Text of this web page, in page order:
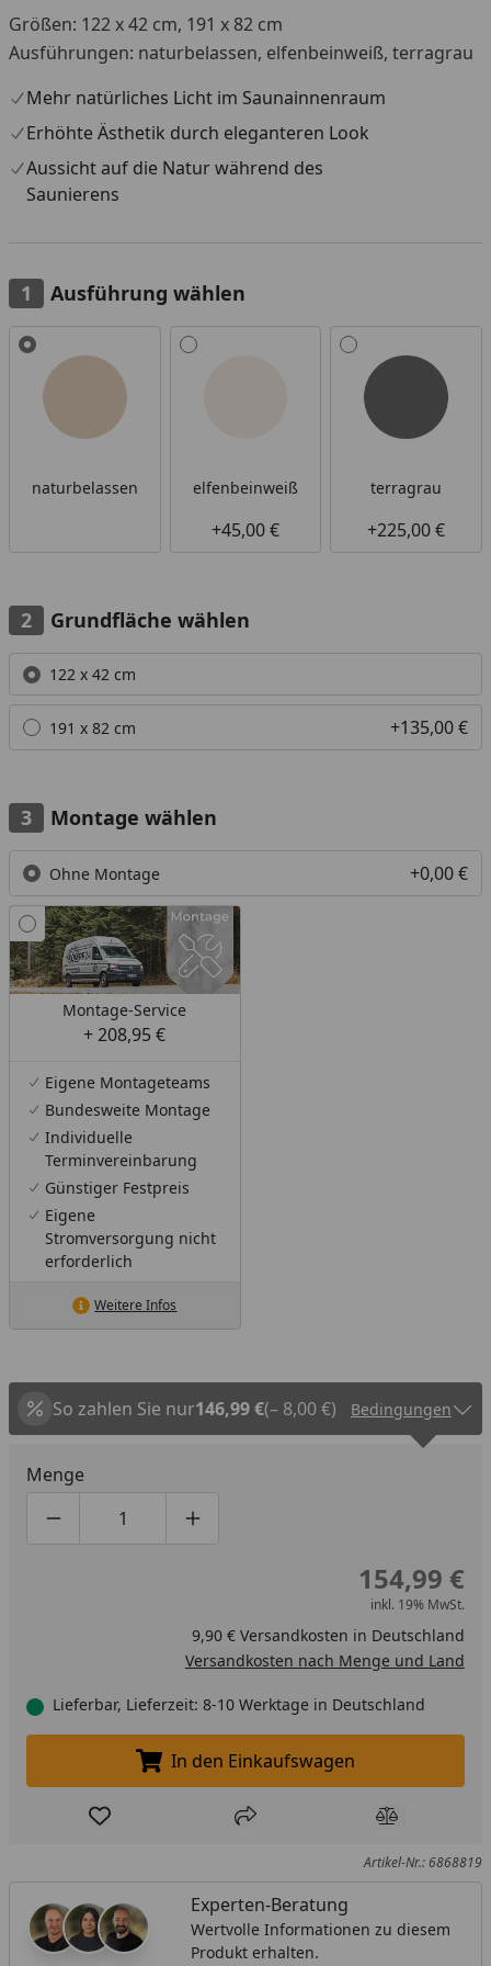
Größen: 122 x 42 cm, 191 x 82 cm
Ausführungen: naturbelassen, elfenbeinweiß, terragrau
Mehr natürliches Licht im Saunainnenraum
Erhöhte Ästhetik durch eleganteren Look
Aussicht auf die Natur während des
Saunierens
Ausführung wählen
Alle anzeigen (3)
naturbelassen elfenbeinweiß
+45,00 €
terragrau
+225,00 €
Grundfläche wählen
Alle anzeigen (2)
122 x 42 cm
191 x 82 cm +135,00 €
Montage wählen
Ohne Montage +0,00 €
Montage-Service
+ 208,95 €
Eigene Montageteams
Bundesweite Montage
Individuelle
Terminvereinbarung
Günstiger Festpreis
Eigene
Stromversorgung nicht
erforderlich
Weitere Infos
So zahlen Sie nur146,99 €(– 8,00 €) Bedingungen
Menge
Produktmenge um eins verringern
Produktmenge manuell eingeben
Produktmenge um eins erhöhen
154,99 €
inkl. 19% MwSt.
9,90 € Versandkosten in Deutschland
Versandkosten nach Menge und Land
Lieferbar, Lieferzeit: 8-10 Werktage in Deutschland
In den Einkaufswagen legen
In den Einkaufswagen
Produkt zur Wunschliste hinzufügen
Teilen Produkt
Artikel-Nr.: 6868819
Experten-Beratung
Wertvolle Informationen zu diesem
Produkt erhalten.